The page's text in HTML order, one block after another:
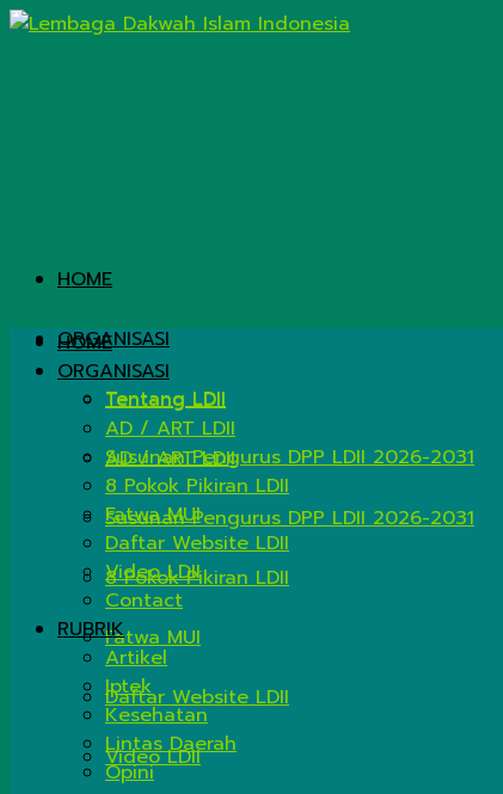
HOME
ORGANISASI
Tentang LDII
AD / ART LDII
Susunan Pengurus DPP LDII 2026-2031
8 Pokok Pikiran LDII
Fatwa MUI
Daftar Website LDII
Video LDII
HOME
ORGANISASI
Tentang LDII
AD / ART LDII
Susunan Pengurus DPP LDII 2026-2031
8 Pokok Pikiran LDII
Fatwa MUI
Daftar Website LDII
Video LDII
Contact
RUBRIK
Artikel
Iptek
Kesehatan
Lintas Daerah
Opini